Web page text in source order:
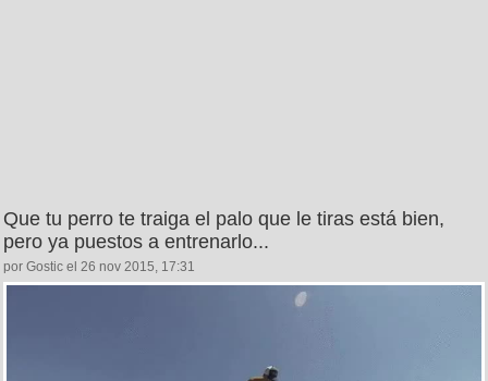
Que tu perro te traiga el palo que le tiras está bien,
pero ya puestos a entrenarlo...
por Gostic el 26 nov 2015, 17:31